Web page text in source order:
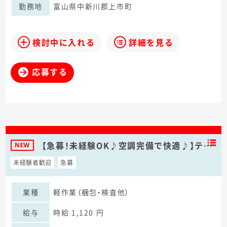
勤務地
富山県中新川郡上市町
検討中に入れる 詳細を見る
応募する
【急募！未経験OK♪空調完備で快適♪】テ…
未経験者歓迎 急募
業種
軽作業（梱包・検査他）
給与
時給 1,120 円